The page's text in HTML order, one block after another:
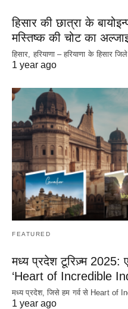
हिसार की छात्रा के
मस्तिष्क की चोट का
हिसार, हरियाणा – हरियाणा के हिसार
1 year ago
FEATURED
मध्य प्रदेश टूरिज़्म 2025:
‘Heart of Incredible
मध्य प्रदेश, जिसे हम गर्व से Heart of
1 year ago